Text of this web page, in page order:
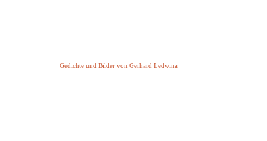
Gedichte und Bilder von Gerhard Ledwina